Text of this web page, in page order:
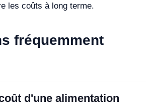
les coûts à long terme.
fréquemment
d'une alimentation